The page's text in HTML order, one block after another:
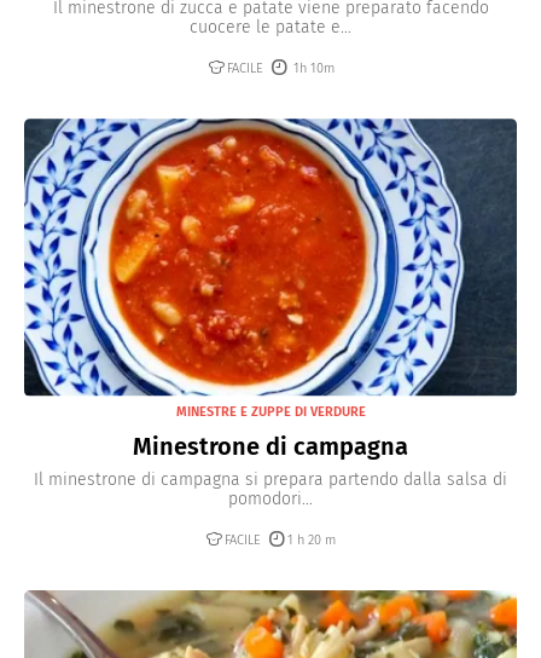
Il minestrone di zucca e patate viene preparato facendo
cuocere le patate e...
FACILE 1h 10m
MINESTRE E ZUPPE DI VERDURE
Minestrone di campagna
Il minestrone di campagna si prepara partendo dalla salsa di
pomodori...
FACILE 1 h 20 m